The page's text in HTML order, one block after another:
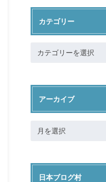
カテゴリー
アーカイブ
日本ブログ村